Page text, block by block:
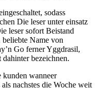
sodass
Die leser unter einsatz
leser sofort Beistand
beliebte Name von
Go ferner Yggdrasil,
bezeichnen.
wanneer
nachstes die Woche weit